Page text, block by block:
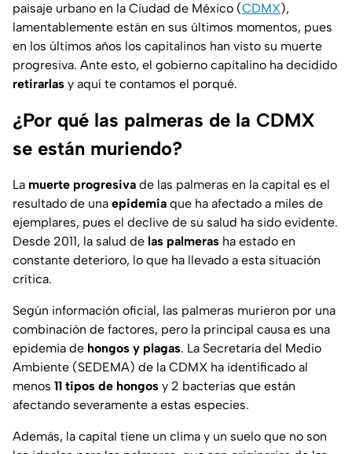
paisaje urbano en la Ciudad de México (CDMX),
lamentablemente están en sus últimos momentos, pues
en los últimos años los capitalinos han visto su muerte
progresiva. Ante esto, el gobierno capitalino ha decidido
retirarlas y aquí te contamos el porqué.
¿Por qué las palmeras de la CDMX
se están muriendo?
La muerte progresiva de las palmeras en la capital es el
resultado de una epidemia que ha afectado a miles de
ejemplares, pues el declive de su salud ha sido evidente.
Desde 2011, la salud de las palmeras ha estado en
constante deterioro, lo que ha llevado a esta situación
crítica.
Según información oficial, las palmeras murieron por una
combinación de factores, pero la principal causa es una
epidemia de hongos y plagas. La Secretaría del Medio
Ambiente (SEDEMA) de la CDMX ha identificado al
menos 11 tipos de hongos y 2 bacterias que están
afectando severamente a estas especies.
Además, la capital tiene un clima y un suelo que no son